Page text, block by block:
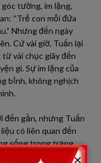
tường, im lặng,
“Trẻ con mỗi đứa
Nhưng đến ngày
Cứ vài giờ, Tuấn lại
vài chục giây đến
gì. Sự im lặng của
bỉnh, không nghịch
đến gần, nhưng Tuấn
có liên quan đến
sống trong trạng
sụp đổ. Anh
×